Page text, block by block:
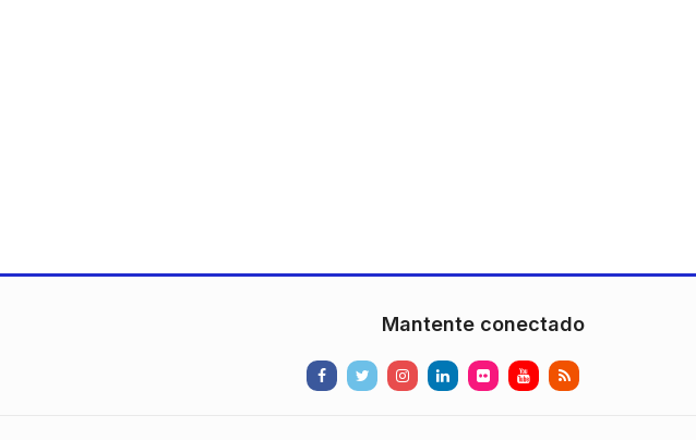
Mantente conectado